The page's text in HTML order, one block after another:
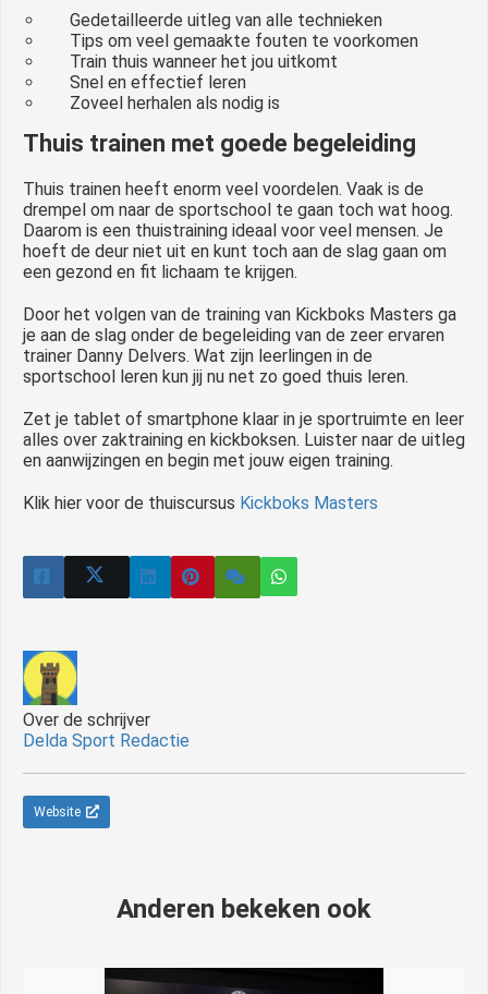
Gedetailleerde uitleg van alle technieken
Tips om veel gemaakte fouten te voorkomen
Train thuis wanneer het jou uitkomt
Snel en effectief leren
Zoveel herhalen als nodig is
Thuis trainen met goede begeleiding
Thuis trainen heeft enorm veel voordelen. Vaak is de
drempel om naar de sportschool te gaan toch wat hoog.
Daarom is een thuistraining ideaal voor veel mensen. Je
hoeft de deur niet uit en kunt toch aan de slag gaan om
een gezond en fit lichaam te krijgen.
Door het volgen van de training van Kickboks Masters ga
je aan de slag onder de begeleiding van de zeer ervaren
trainer Danny Delvers. Wat zijn leerlingen in de
sportschool leren kun jij nu net zo goed thuis leren.
Zet je tablet of smartphone klaar in je sportruimte en leer
alles over zaktraining en kickboksen. Luister naar de uitleg
en aanwijzingen en begin met jouw eigen training.
Klik hier voor de thuiscursus Kickboks Masters
Over de schrijver
Delda Sport Redactie
Website
Anderen bekeken ook